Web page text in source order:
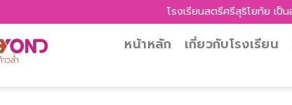
โรงเรียนสตรีศรีสุริโยทัย เป็นองค์กรแห่ง
หน้าหลัก เกี่ยวกับโรงเรียน